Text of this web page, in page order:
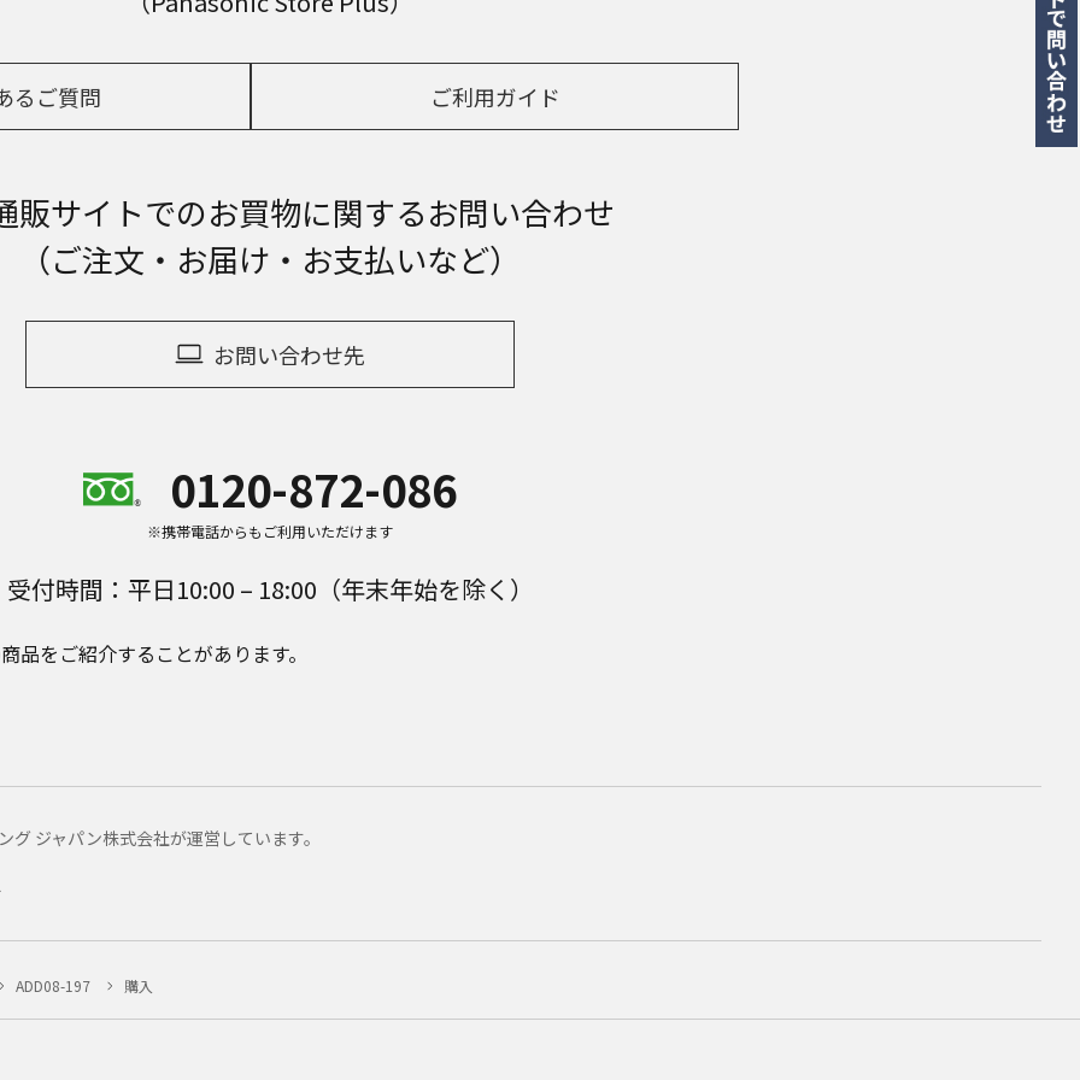
るご質問 ご利用ガイド
販サイトでのお買物に関するお問い合わせ
（ご注文・お届け・お支払いなど）
お問い合わせ先
0120-872-086
※携帯電話からもご利用いただけます
受付時間：平日10:00 – 18:00（年末年始を除く）
品をご紹介することがあります。
ジャパン株式会社が運営しています。
ADD08-197 購入